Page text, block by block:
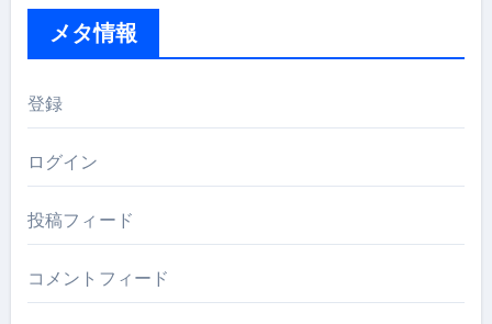
メタ情報
登録
ログイン
投稿フィード
コメントフィード